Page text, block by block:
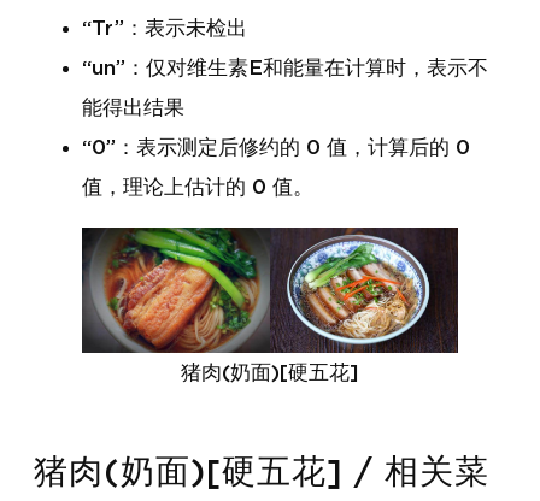
“Tr”：表示未检出
“un”：仅对维生素E和能量在计算时，表示不
能得出结果
“0”：表示测定后修约的 0 值，计算后的 0
值，理论上估计的 0 值。
猪肉(奶面)[硬五花]
猪肉(奶面)[硬五花] / 相关菜